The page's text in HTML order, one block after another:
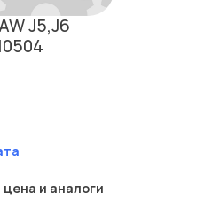
J5,J6
цена и аналоги